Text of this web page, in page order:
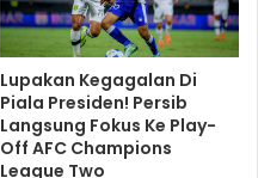
Lupakan Kegagalan Di
Piala Presiden! Persib
Langsung Fokus Ke Play-
Off AFC Champions
League Two